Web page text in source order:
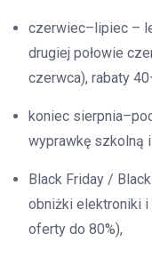
czerwiec–lipiec –
drugiej połowie
czerwca), rabaty
koniec
wyprawkę szkolną
Black Friday /
obniżki elektroniki i
oferty do 80%),